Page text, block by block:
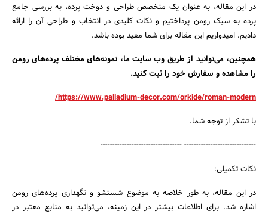
در این مقاله، به عنوان یک متخصص طراحی و دوخت پرده، به بررسی جامع
پرده به سبک رومن پرداختیم و نکات کلیدی در انتخاب و طراحی آن را ارائه
دادیم. امیدواریم این مقاله برای شما مفید بوده باشد.
همچنین، می‌توانید از طریق وب سایت ما، نمونه‌های مختلف پرده‌های رومن
را مشاهده و سفارش خود را ثبت کنید.
https://www.palladium-decor.com/orkide/roman-modern/
با تشکر از توجه شما.
------------------------------ ----------------------------------
نکات تکمیلی:
در این مقاله، به طور خلاصه به موضوع شستشو و نگهداری پرده‌های رومن
اشاره شد. برای اطلاعات بیشتر در این زمینه، می‌توانید به منابع معتبر در